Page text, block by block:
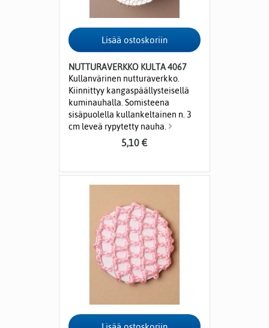
NUTTURAVERKKO KULTA 4067
Kullanvärinen nutturaverkko.
Kiinnittyy kangaspäällysteisellä
kuminauhalla. Somisteena
sisäpuolella kullankeltainen n. 3
cm leveä rypytetty nauha.
5,10 €